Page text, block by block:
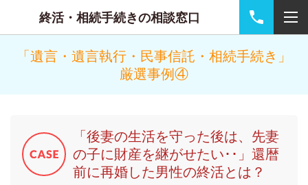
終活・相続手続きの相談窓口
「遺言・遺言執行・民事信託・相続手続き」
厳選事例④
「後妻の生活を守った後は、先妻
の子に財産を継がせたい･･」還暦
前に再婚した男性の終活とは？